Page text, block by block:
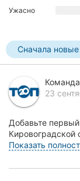
Ивано-
Франковск
Луцк
Ужгород
Карпаты
Ужасно
Сначала новые
23
Добавьте
Кировоградской
Вам
Показать